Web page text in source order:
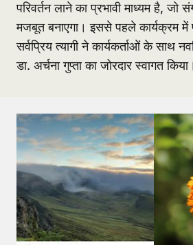
परिवर्तन लाने का प्रभावी माध्यम है,
मजबूत बनाएगा। इससे पहले कार्यक्रम में
सर्वप्रिय त्यागी ने कार्यकर्ताओं के साथ
डा. अर्चना गुप्ता का जोरदार स्वागत किया।